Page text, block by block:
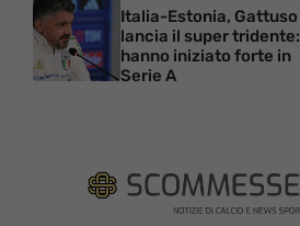
Italia-Estonia, Gattuso
lancia il super tridente:
hanno iniziato forte in
Serie A